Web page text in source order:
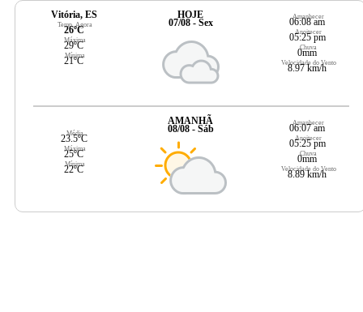
Vitória, ES
Temp. Agora
26ºC
Máxima
29ºC
Mínima
21ºC
HOJE
07/08 - Sex
Amanhecer
06:08 am
Anoitecer
05:25 pm
Chuva
0mm
Velocidade do Vento
8.97 km/h
Média
23.5ºC
Máxima
25ºC
Mínima
22ºC
AMANHÃ
08/08 - Sáb
Amanhecer
06:07 am
Anoitecer
05:25 pm
Chuva
0mm
Velocidade do Vento
8.89 km/h